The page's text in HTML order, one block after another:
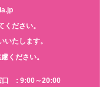
ださい。
たします。
ください。
口 : 9:00～20:00